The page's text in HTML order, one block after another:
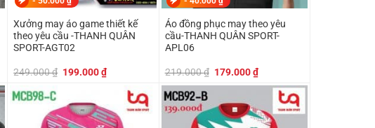
Xưởng may áo game thiết kế
theo yêu cầu -THANH QUÂN
SPORT-AGT02
249.000₫ Giá
199.000₫Giá
hiện
199.000 ₫.
Áo đồng phục may theo yêu
cầu-THANH QUÂN SPORT-
APL06
219.000₫ Giá
179.000₫Giá
hiện
179.000 ₫.